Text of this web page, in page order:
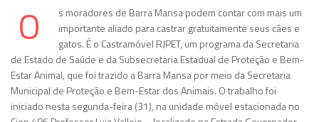
O
s moradores de Barra Mansa podem contar com mais um
importante aliado para castrar gratuitamente seus cães e
gatos. É o Castramóvel RJPET, um programa da Secretaria
de Estado de Saúde e da Subsecretaria Estadual de Proteção e Bem-
Estar Animal, que foi trazido a Barra Mansa por meio da Secretaria
Municipal de Proteção e Bem-Estar dos Animais. O trabalho foi
iniciado nesta segunda-feira (31), na unidade móvel estacionada no